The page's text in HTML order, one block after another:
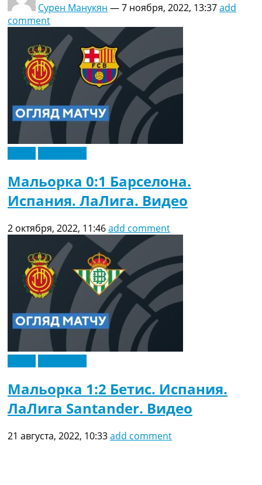
Сурен Манукян —7 ноября, 2022, 13:37add
comment
Мальорка 0:1 Барселона.
Испания. ЛаЛига. Видео
2 октября, 2022, 11:46add comment
Мальорка 1:2 Бетис. Испания.
ЛаЛига Santander. Видео
21 августа, 2022, 10:33add comment